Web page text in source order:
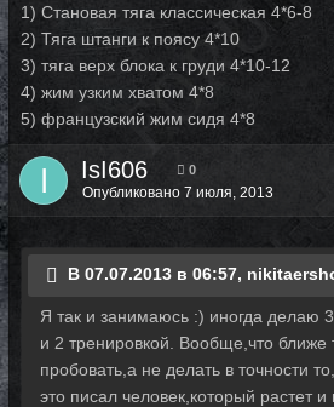
1) Становая тяга классическая 4*6-8
2) Тяга штанги к поясу 4*10
3) тяга верх блока к груди 4*10-12
4) жим узким хватом 4*8
5) французский жим сидя 4*8
IsI606 0
Опубликовано 7 июля, 2013
В 07.07.2013 в 06:57,
Я так и занимаюсь :) иногда делаю
и 2 тренировкой. Вообще,что ближе
пробовать,а не делать в точности
это писал человек,который растет и